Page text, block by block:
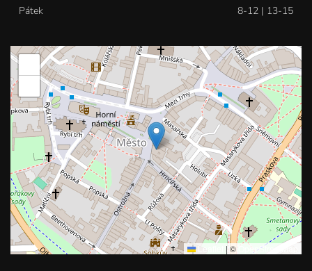
Pátek 8-12 | 13-15
Leaflet | © OpenStreetMap